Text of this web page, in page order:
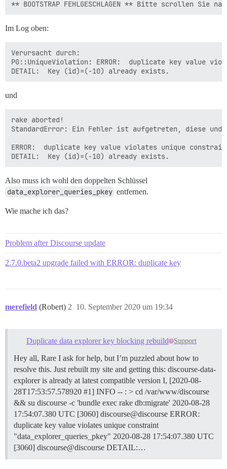
Im Log oben:
Verursacht durch:
PG::UniqueViolation: ERROR:  duplicate key value
und
rake aborted!
StandardError: Ein Fehler ist aufgetreten, diese und
ERROR:  duplicate key value violates unique
Also muss ich wohl den doppelten Schlüssel
data_explorer_queries_pkey entfernen.
Wie mache ich das?
Problem after Discourse update
2.7.0.beta2 upgrade failed with ERROR: duplicate key
merefield (Robert) 10. September 2020 um 19:34
2
Duplicate data explorer key blocking rebuild Support
Hey all, Rare I ask for help, but I’m puzzled about how to
resolve this. Just rebuilt my site and getting this: discourse-data-
explorer is already at latest compatible version I, [2020-08-
28T17:53:57.578920 #1] INFO -- : > cd /var/www/discourse
&& su discourse -c 'bundle exec rake db:migrate' 2020-08-28
17:54:07.380 UTC [3060] discourse@discourse ERROR:
duplicate key value violates unique constraint
"data_explorer_queries_pkey" 2020-08-28 17:54:07.380 UTC
[3060] discourse@discourse DETAIL:…